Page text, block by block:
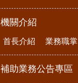
機關介紹
首長介紹 業務職掌
補助業務公告專區